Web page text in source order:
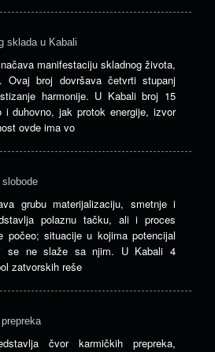
sklada u Kabali
manifestaciju skladnog života,
Ovaj broj dovršava četvrti stupanj
harmonije. U Kabali broj 15
i duhovno, jak protok energije, izvor
ovde ima vo
grubu materijalizaciju, smetnje i
polaznu tačku, ali i proces
počeo; situacije u kojima potencijal
se ne slaže sa njim. U Kabali 4
zatvorskih reše
čvor karmičkih prepreka,